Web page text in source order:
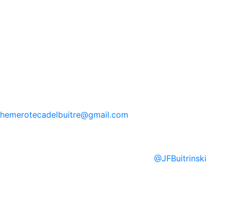
hemerotecadelbuitre@gmail.com
@JFBuitrinski